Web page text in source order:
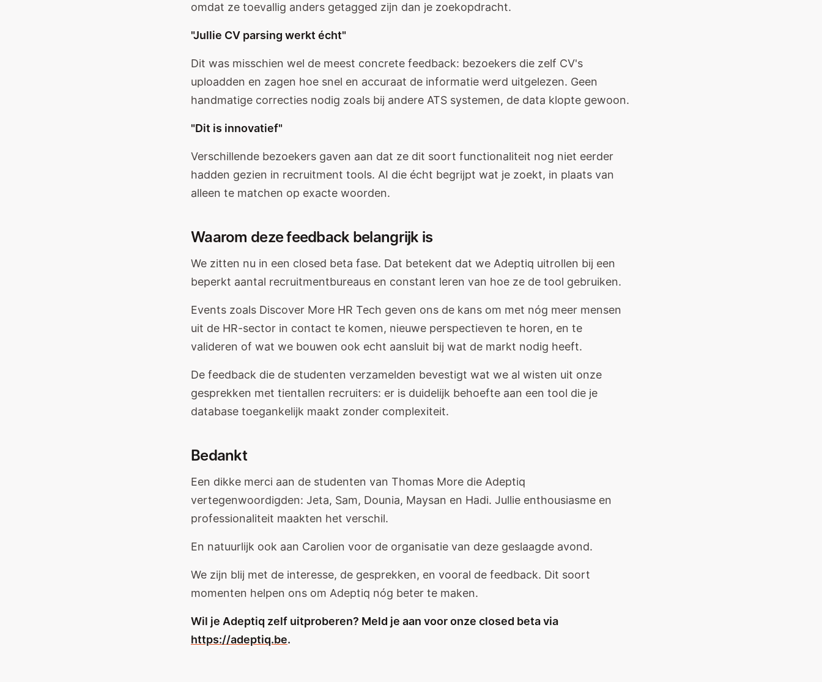
omdat ze toevallig anders getagged zijn dan je zoekopdracht.
"Jullie CV parsing werkt écht"
Dit was misschien wel de meest concrete feedback: bezoekers die zelf CV's
uploadden en zagen hoe snel en accuraat de informatie werd uitgelezen. Geen
handmatige correcties nodig zoals bij andere ATS systemen, de data klopte gewoon.
"Dit is innovatief"
Verschillende bezoekers gaven aan dat ze dit soort functionaliteit nog niet eerder
hadden gezien in recruitment tools. AI die écht begrijpt wat je zoekt, in plaats van
alleen te matchen op exacte woorden.
Waarom deze feedback belangrijk is
We zitten nu in een closed beta fase. Dat betekent dat we Adeptiq uitrollen bij een
beperkt aantal recruitmentbureaus en constant leren van hoe ze de tool gebruiken.
Events zoals Discover More HR Tech geven ons de kans om met nóg meer mensen
uit de HR-sector in contact te komen, nieuwe perspectieven te horen, en te
valideren of wat we bouwen ook echt aansluit bij wat de markt nodig heeft.
De feedback die de studenten verzamelden bevestigt wat we al wisten uit onze
gesprekken met tientallen recruiters: er is duidelijk behoefte aan een tool die je
database toegankelijk maakt zonder complexiteit.
Bedankt
Een dikke merci aan de studenten van Thomas More die Adeptiq
vertegenwoordigden: Jeta, Sam, Dounia, Maysan en Hadi. Jullie enthousiasme en
professionaliteit maakten het verschil.
En natuurlijk ook aan Carolien voor de organisatie van deze geslaagde avond.
We zijn blij met de interesse, de gesprekken, en vooral de feedback. Dit soort
momenten helpen ons om Adeptiq nóg beter te maken.
Wil je Adeptiq zelf uitproberen? Meld je aan voor onze closed beta via
https://adeptiq.be.